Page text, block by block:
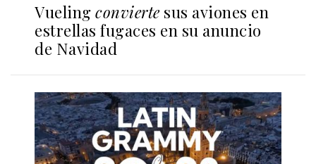
Vueling conviertesus aviones en
estrellas fugaces en su anuncio
de Navidad